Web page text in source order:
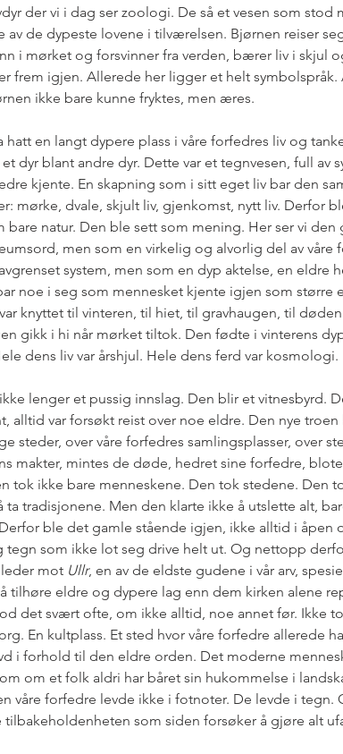
der vi i dag ser zoologi. De så et vesen som stod
av de dypeste lovene i tilværelsen. Bjørnen reiser
i mørket og forsvinner fra verden, bærer liv i skjul
frem igjen. Allerede her ligger et helt
ikke bare kunne fryktes, men æres.
hatt en langt dypere plass i våre forfedres liv og
dyr blant andre dyr. Dette var et tegnvesen, full av
kjente. En skapning som i sitt eget liv bar den
mørke, dvale, skjult liv, gjenkomst, nytt liv. Derfor
bare natur. Den ble sett som mening. Her ser vi
men som en virkelig og alvorlig del av våre
system, men som en dyp aktelse, en eldre
noe i seg som mennesket kjente igjen som større
knyttet til vinteren, til hiet, til gravhaugen, til
gikk i hi når mørket tiltok. Den fødte i vinterens
dens liv var årshjul. Hele dens ferd var kosmologi.
lenger et pussig innslag. Den blir et vitnesbyrd.
alltid var forsøkt reist over noe eldre. Den nye
steder, over våre forfedres samlingsplasser, over
makter, mintes de døde, hedret sine forfedre,
tok ikke bare menneskene. Den tok stedene. Den
tradisjonene. Men den klarte ikke å utslette alt,
ble det gamle stående igjen, ikke alltid i åpen
tegn som ikke lot seg drive helt ut. Og nettopp
mot Ullr, en av de eldste gudene i vår arv,
tilhøre eldre og dypere lag enn dem kirken alene
det svært ofte, om ikke alltid, noe annet før. Ikke
En kultplass. Et sted hvor våre forfedre allerede
i forhold til den eldre orden. Det moderne
om et folk aldri har båret sin hukommelse i
våre forfedre levde ikke i fotnoter. De levde i tegn.
som siden forsøker å gjøre alt